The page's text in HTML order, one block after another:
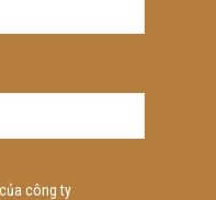
công ty